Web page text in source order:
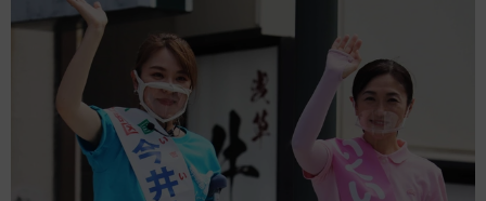
政和で welcome to 政和 一緒に仕事をしまし
ょう始めての方・経験者の方、ともに大歓迎です
随時、社にても会社説明させて頂いてます出張会
社案内会は(時間内随時受付)下記場所にて順次開
催計画を予定しております（過去開催場所）
草加 de個別会社案内会 町屋 de個別
会社案内会 春日部de個別会社案内会 松
戸 de個別会社案内会 我孫子de個別会社案